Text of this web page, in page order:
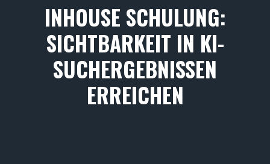
INHOUSE SCHULUNG:
SICHTBARKEIT IN KI-
SUCHERGEBNISSEN
ERREICHEN